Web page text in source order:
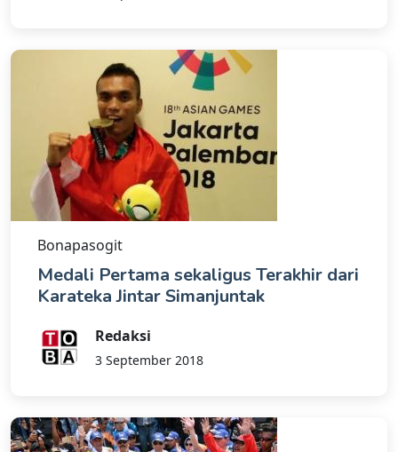
Bonapasogit
Medali Pertama sekaligus Terakhir dari
Karateka Jintar Simanjuntak
Redaksi
3 September 2018